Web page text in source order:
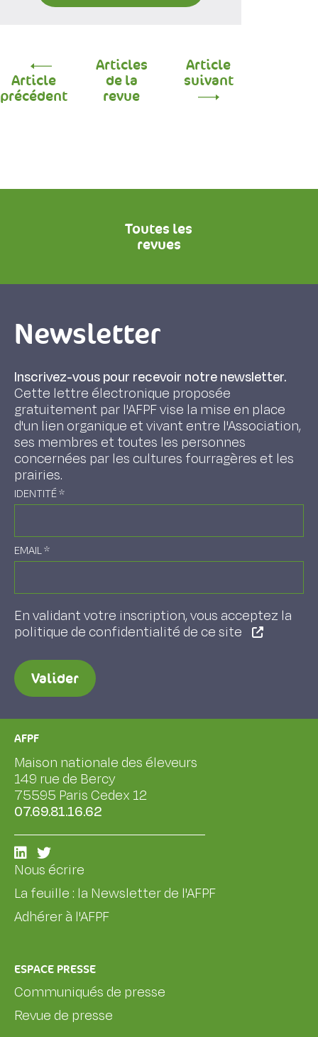
Article
précédent
Articles
de la
revue
Article
suivant
Toutes les
revues
Newsletter
Inscrivez-vous pour recevoir notre newsletter.
Cette lettre électronique proposée
gratuitement par l'AFPF vise la mise en place
d'un lien organique et vivant entre l'Association,
ses membres et toutes les personnes
concernées par les cultures fourragères et les
prairies.
IDENTITÉ*
EMAIL*
En validant votre inscription, vous acceptez la
politique de confidentialité de ce site
Valider
AFPF
Maison nationale des éleveurs
149 rue de Bercy
75595 Paris Cedex 12
07.69.81.16.62
Nous écrire
La feuille : la Newsletter de l'AFPF
Adhérer à l'AFPF
ESPACE PRESSE
Communiqués de presse
Revue de presse